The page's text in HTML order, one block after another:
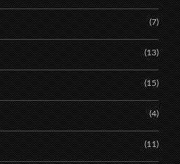
(7)
(13)
(15)
(4)
(11)